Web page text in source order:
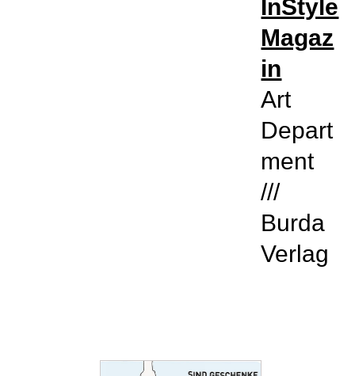
InStyle
Magaz
in
Art
Depart
ment
///
Burda
Verlag